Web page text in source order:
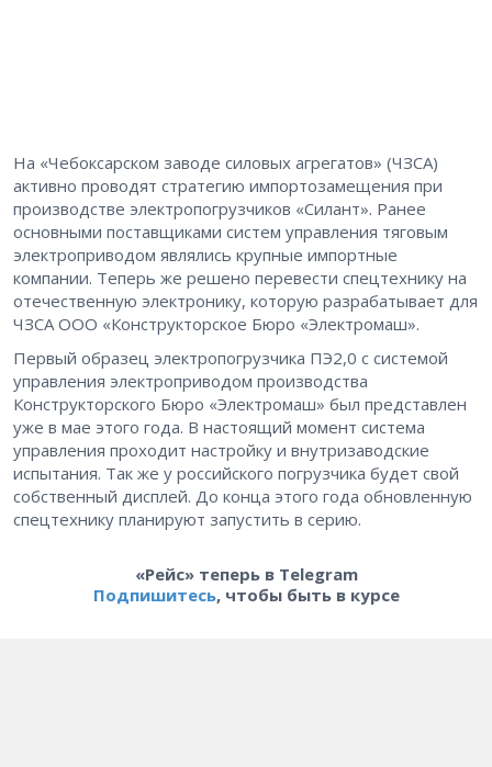
На «Чебоксарском заводе силовых агрегатов» (ЧЗСА)
активно проводят стратегию импортозамещения при
производстве электропогрузчиков «Силант». Ранее
основными поставщиками систем управления тяговым
электроприводом являлись крупные импортные
компании. Теперь же решено перевести спецтехнику на
отечественную электронику, которую разрабатывает для
ЧЗСА ООО «Конструкторское Бюро «Электромаш».
Первый образец электропогрузчика ПЭ2,0 с системой
управления электроприводом производства
Конструкторского Бюро «Электромаш» был представлен
уже в мае этого года. В настоящий момент система
управления проходит настройку и внутризаводские
испытания. Так же у российского погрузчика будет свой
собственный дисплей. До конца этого года обновленную
спецтехнику планируют запустить в серию.
«Рейс» теперь в Telegram
Подпишитесь, чтобы быть в курсе